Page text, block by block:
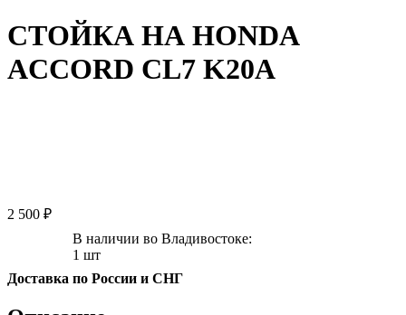
СТОЙКА НА HONDA
ACCORD CL7 K20A
2 500 ₽
В наличии во Владивостоке:
1 шт
Доставка по России и СНГ